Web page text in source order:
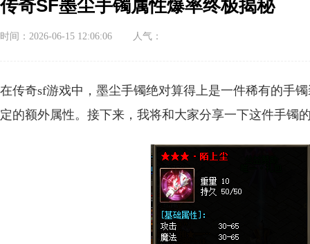
传奇SF墨尘手镯属性爆率终极揭秘
时间：2026-06-15 12:06:06 人气：
在传奇sf游戏中，墨尘手镯绝对算得上是一件稀有的手
定的额外属性。接下来，我将和大家分享一下这件手镯